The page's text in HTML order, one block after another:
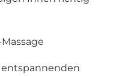
entspannenden